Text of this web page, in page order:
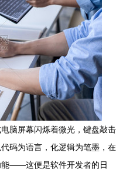
脑屏幕闪烁着微光，键盘敲击
码为语言，化逻辑为笔墨，在
能——这便是软件开发者的日